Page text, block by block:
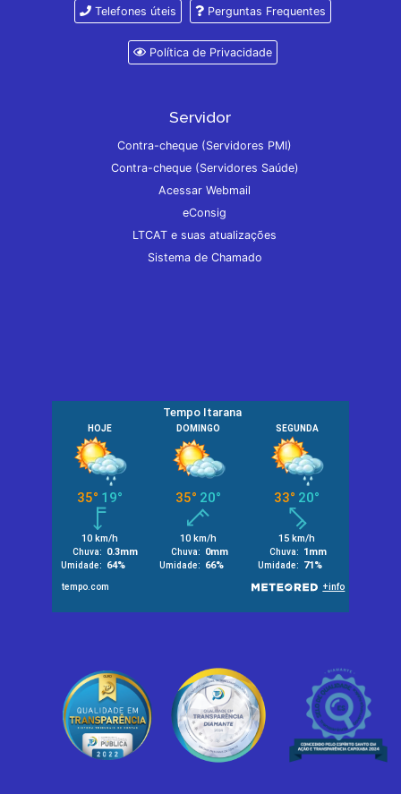
Telefones úteis Perguntas Frequentes
Política de Privacidade
Servidor
Contra-cheque (Servidores PMI)
Contra-cheque (Servidores Saúde)
Acessar Webmail
eConsig
LTCAT e suas atualizações
Sistema de Chamado